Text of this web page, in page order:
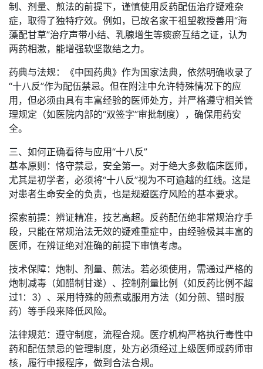
制、剂量、煎法的前提下，谨慎使用反药配伍治疗疑难杂
症，取得了独特疗效。例如，已故名家干祖望教授善用“海
藻配甘草”治疗声带小结、乳腺增生等痰瘀互结之证，认为
两药相激，能增强软坚散结之力。
药典与法规：《中国药典》作为国家法典，依然明确收录了
“十八反”作为配伍禁忌。但在附注中允许特殊情况下的应
用，但必须由具有丰富经验的医师处方，并严格遵守相关管
理规定（如医院内部的“双签字”审批制度），确保用药安
全。
三、如何正确看待与应用“十八反”
基本原则：恪守禁忌，安全第一。对于绝大多数临床医师，
尤其是初学者，必须将“十八反”视为不可逾越的红线。这是
对患者生命安全的负责，也是规避医疗风险的基本要求。
探索前提：辨证精准，技艺高超。反药配伍绝非常规治疗手
段，只能在常规治法无效的疑难重症中，由经验极其丰富的
医师，在辨证绝对准确的前提下审慎考虑。
技术保障：炮制、剂量、煎法。若必须使用，需通过严格的
炮制减毒（如醋制甘遂）、控制剂量比例（如反药比例不超
过1：3）、采用特殊的煎煮或服用方法（如分煎、错时服
药）等手段来降低风险。
法律规范：遵守制度，流程合规。医疗机构严格执行毒性中
药和配伍禁忌的管理制度，处方必须经过上级医师或药师审
核，履行申报程序，做到合法合规。